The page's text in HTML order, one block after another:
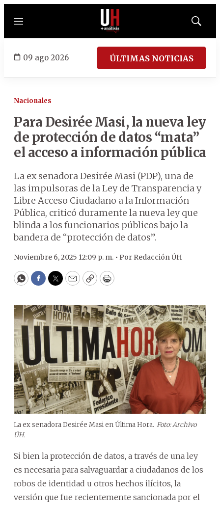
Menú
Mostrar
09 ago 2026 ÚLTIMAS NOTICIAS
Nacionales
Para Desirée Masi, la nueva ley
de protección de datos “mata”
el acceso a información pública
La ex senadora Desirée Masi (PDP), una de
las impulsoras de la Ley de Transparencia y
Libre Acceso Ciudadano a la Información
Pública, criticó duramente la nueva ley que
blinda a los funcionarios públicos bajo la
bandera de “protección de datos”.
Noviembre 6, 2025 12:09 p. m. • Por Redacción ÚH
WhatsApp
Facebook
Twitter
EmailCopyPrint
La ex senadora Desirée Masi en Última Hora. Foto: Archivo
ÚH.
Si bien la protección de datos, a través de una ley
es necesaria para salvaguardar a ciudadanos de los
robos de identidad u otros hechos ilícitos, la
versión que fue recientemente sancionada por el